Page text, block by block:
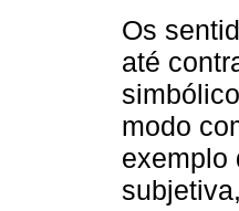
Os
até
modo
exemplo